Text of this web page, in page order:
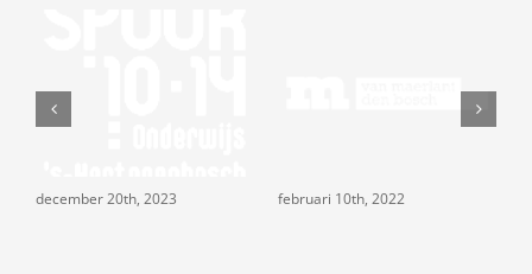
december 20th, 2023 februari 10th, 2022